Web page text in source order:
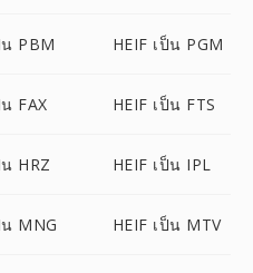
น PBM HEIF เป็น PGM
FAX HEIF เป็น FTS
HRZ HEIF เป็น IPL
น MNG HEIF เป็น MTV